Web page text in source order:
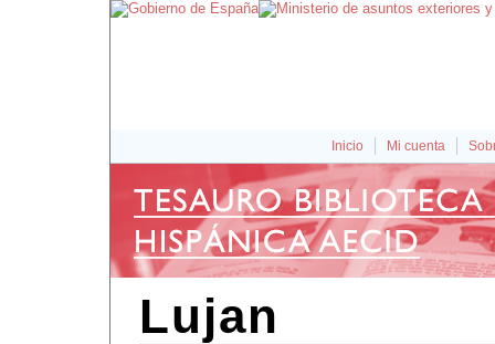
Inicio Mi cuenta
Lujan